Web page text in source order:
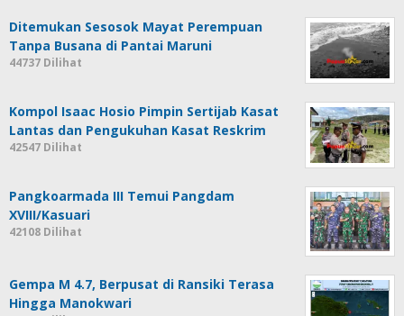
Ditemukan Sesosok Mayat Perempuan
Tanpa Busana di Pantai Maruni
44737 Dilihat
Kompol Isaac Hosio Pimpin Sertijab Kasat
Lantas dan Pengukuhan Kasat Reskrim
42547 Dilihat
Pangkoarmada III Temui Pangdam
XVIII/Kasuari
42108 Dilihat
Gempa M 4.7, Berpusat di Ransiki Terasa
Hingga Manokwari